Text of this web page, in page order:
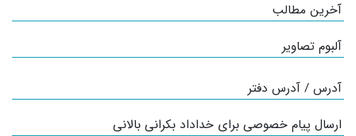
آخرین مطالب
آلبوم تصاویر
آدرس / آدرس دفتر
ارسال پیام خصوصی برای خداداد بکرانی بالانی